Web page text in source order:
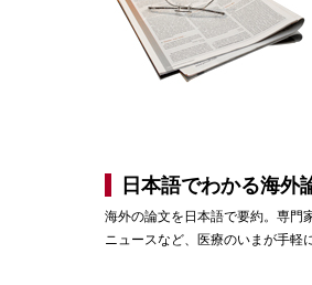
日本語でわかる海外
海外の論文を日本語で要約。専門
ニュースなど、医療のいまが手軽